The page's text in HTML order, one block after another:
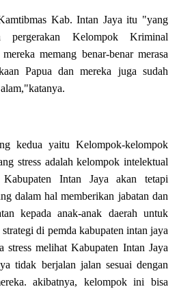
Kab. Intan Jaya itu "yang
pergerakan Kelompok Kriminal
memang benar-benar merasa
Papua dan mereka juga sudah
kedua yaitu Kelompok-kelompok
stress adalah kelompok intelektual
Intan Jaya akan tetapi
dalam hal memberikan jabatan dan
kepada anak-anak daerah untuk
di pemda kabupaten intan jaya
stress melihat Kabupaten Intan Jaya
tidak berjalan jalan sesuai dengan
akibatnya, kelompok ini bisa